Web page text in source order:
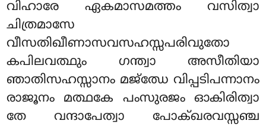
വിഹാരേ ഏകമാസമത്തം വസിത്വാ
ചിത്രമാസേ
വീസതിഖീണാസവസഹസ്സപരിവുതോ
കപിലവത്ഥും ഗന്ത്വാ അസീതിയാ
ഞാതിസഹസ്സാനം മജ്ഝേ വിപ്പടിപന്നാനം
രാജൂനം മത്ഥകേ പംസുരജം ഓകിരിത്വാ
തേ വന്ദാപേത്വാ പോക്ഖരവസ്സഞ്ച